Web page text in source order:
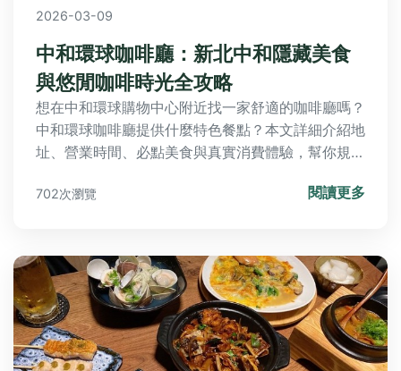
2026-03-09
中和環球咖啡廳：新北中和隱藏美食
與悠閒咖啡時光全攻略
想在中和環球購物中心附近找一家舒適的咖啡廳嗎？
中和環球咖啡廳提供什麼特色餐點？本文詳細介紹地
址、營業時間、必點美食與真實消費體驗，幫你規劃
702次瀏覽 閱讀更多